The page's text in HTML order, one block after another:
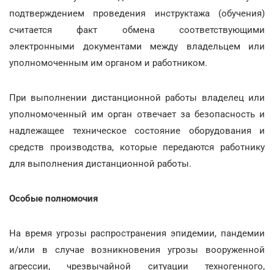
подтверждением проведения инструктажа (обучения)
считается факт обмена соответствующими
электронными документами между владельцем или
уполномоченным им органом и работником.
При выполнении дистанционной работы владелец или
уполномоченный им орган отвечает за безопасность и
надлежащее техническое состояние оборудования и
средств производства, которые передаются работнику
для выполнения дистанционной работы.
Особые полномочия
На время угрозы распространения эпидемии, пандемии
и/или в случае возникновения угрозы вооруженной
агрессии, чрезвычайной ситуации техногенного,